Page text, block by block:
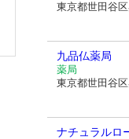
東京都世田谷区
九品仏薬局
薬局
東京都世田谷区
ナチュラルロ